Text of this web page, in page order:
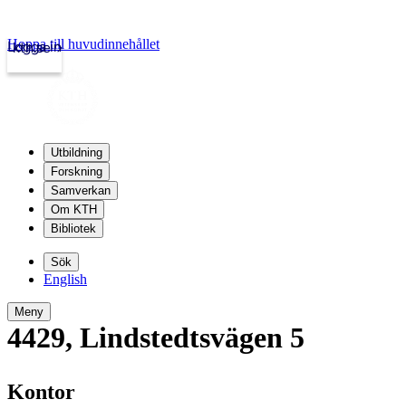
kth.se
Logga in
Hoppa till huvudinnehållet
Utbildning
Forskning
Samverkan
Om KTH
Bibliotek
Sök
English
Meny
4429, Lindstedtsvägen 5
Kontor